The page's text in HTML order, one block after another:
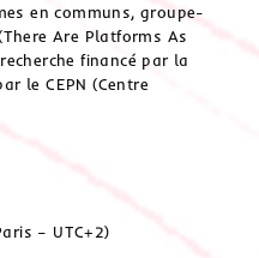
en communs, groupe-
Are Platforms As
financé par la
le CEPN (Centre
– UTC+2)